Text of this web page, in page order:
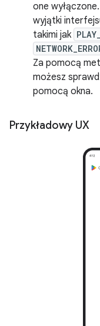
one
wyjątki
takimi jak
Za pomocą
możesz
pomocą okna.
Przykładowy UX